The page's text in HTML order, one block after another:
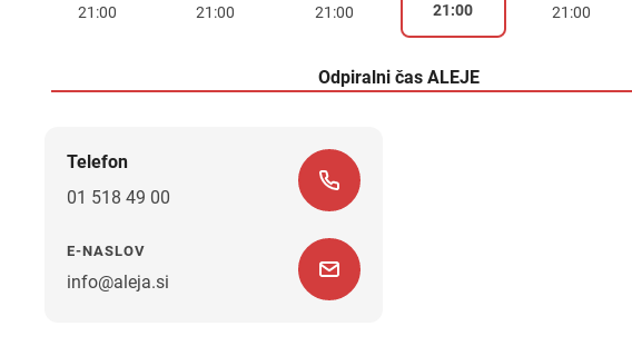
21:00
21:00
21:00
21:00
21:00
Odpiralni čas ALEJE
Telefon
01 518 49 00
E-NASLOV
info@aleja.si